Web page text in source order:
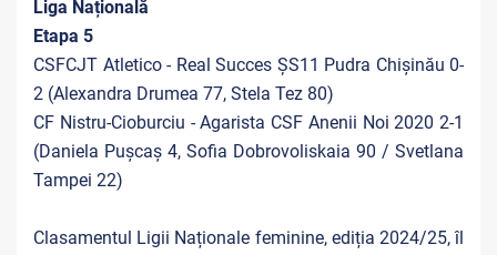
Liga Națională
Etapa 5
CSFCJT Atletico - Real Succes ȘS11 Pudra Chișinău 0-
2 (Alexandra Drumea 77, Stela Tez 80)
CF Nistru-Cioburciu - Agarista CSF Anenii Noi 2020 2-1
(Daniela Pușcaș 4, Sofia Dobrovoliskaia 90 / Svetlana
Tampei 22)
Clasamentul Ligii Naționale feminine, ediția 2024/25, îl